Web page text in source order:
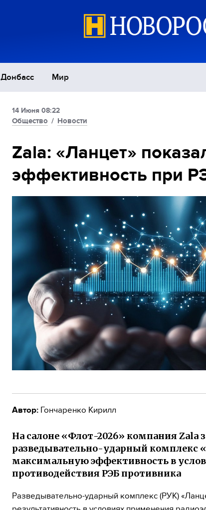
Донбасс Мир
Политика
Экономика
Спорт
14 Июня 08:22
Общество / Новости
Zala: «Ланцет»
эффективность при
Автор: Гончаренко Кирилл
На салоне «Флот-2026» компания Zala
разведывательно-ударный комплекс
максимальную эффективность в
противодействия РЭБ противника
Разведывательно-ударный комплекс (РУК)